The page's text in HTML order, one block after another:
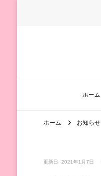
ホーム
ホーム お知らせ
更新日: 2021年1月7日